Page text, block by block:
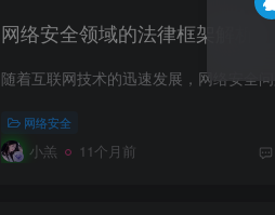
网络安全领域的法律框架解析
网络安全
小羔 11个月前